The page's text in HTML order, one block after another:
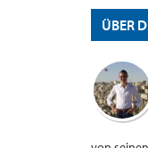
ÜBER